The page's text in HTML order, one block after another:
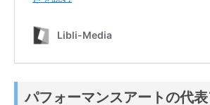
パフォーマンスアートの代